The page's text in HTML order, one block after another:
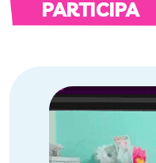
PARTICIPA